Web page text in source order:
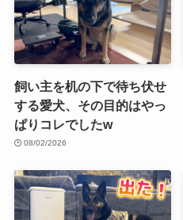
飼い主を机の下で待ち伏せ
する愛犬、その目的はやっ
ぱりコレでしたw
08/02/2026